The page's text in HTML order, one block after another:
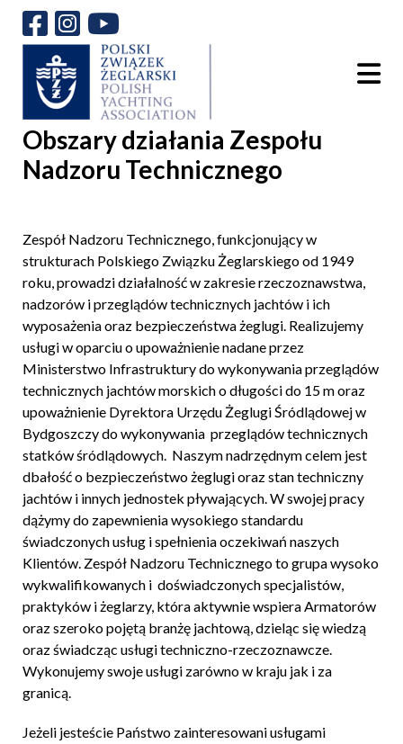
Obszary działania Zespołu
Nadzoru Technicznego
Zespół Nadzoru Technicznego, funkcjonujący w
strukturach Polskiego Związku Żeglarskiego od 1949
roku, prowadzi działalność w zakresie rzeczoznawstwa,
nadzorów i przeglądów technicznych jachtów i ich
wyposażenia oraz bezpieczeństwa żeglugi. Realizujemy
usługi w oparciu o upoważnienie nadane przez
Ministerstwo Infrastruktury do wykonywania przeglądów
technicznych jachtów morskich o długości do 15 m oraz
upoważnienie Dyrektora Urzędu Żeglugi Śródlądowej w
Bydgoszczy do wykonywania przeglądów technicznych
statków śródlądowych. Naszym nadrzędnym celem jest
dbałość o bezpieczeństwo żeglugi oraz stan techniczny
jachtów i innych jednostek pływających. W swojej pracy
dążymy do zapewnienia wysokiego standardu
świadczonych usług i spełnienia oczekiwań naszych
Klientów. Zespół Nadzoru Technicznego to grupa wysoko
wykwalifikowanych i doświadczonych specjalistów,
praktyków i żeglarzy, która aktywnie wspiera Armatorów
oraz szeroko pojętą branżę jachtową, dzieląc się wiedzą
oraz świadcząc usługi techniczno-rzeczoznawcze.
Wykonujemy swoje usługi zarówno w kraju jak i za
granicą.
Jeżeli jesteście Państwo zainteresowani usługami